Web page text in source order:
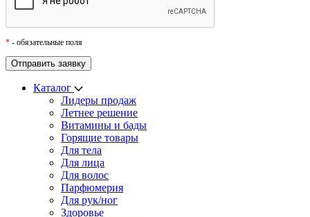
* - обязательные поля
Каталог
Лидеры продаж
Летнее решение
Витамины и бады
Горящие товары
Для тела
Для лица
Для волос
Парфюмерия
Для рук/ног
Здоровье